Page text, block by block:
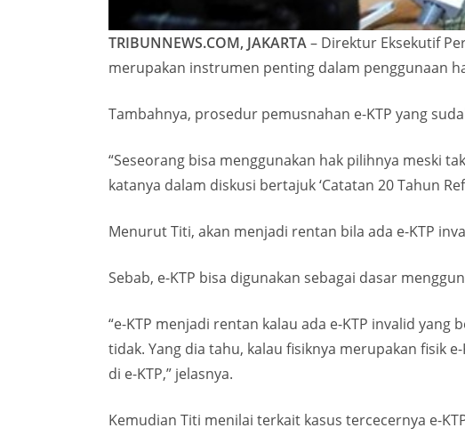
TRIBUNNEWS.COM, JAKARTA– Direktur Eksekutif
merupakan instrumen penting dalam penggunaan
Tambahnya, prosedur pemusnahan e-KTP yang
“Seseorang bisa menggunakan hak pilihnya meski
katanya dalam diskusi bertajuk ‘Catatan 20 Tahun
Menurut Titi, akan menjadi rentan bila ada e-KTP
Sebab, e-KTP bisa digunakan sebagai dasar
“e-KTP menjadi rentan kalau ada e-KTP invalid
tidak. Yang dia tahu, kalau fisiknya merupakan fisik
di e-KTP,” jelasnya.
Kemudian Titi menilai terkait kasus tercecernya e-